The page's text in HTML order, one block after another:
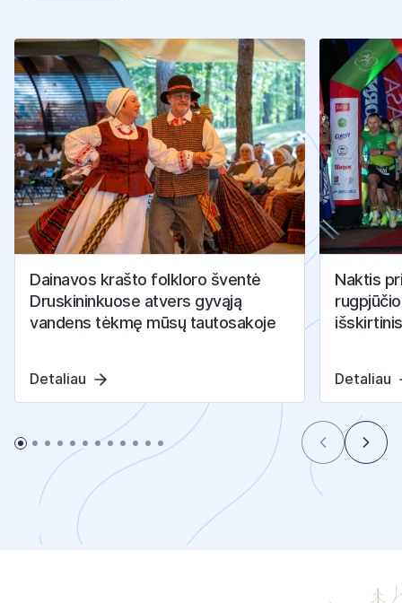
Dainavos krašto folkloro šventė
Druskininkuose atvers gyvąją
vandens tėkmę mūsų tautosakoje
Detaliau
Naktis
Detaliau